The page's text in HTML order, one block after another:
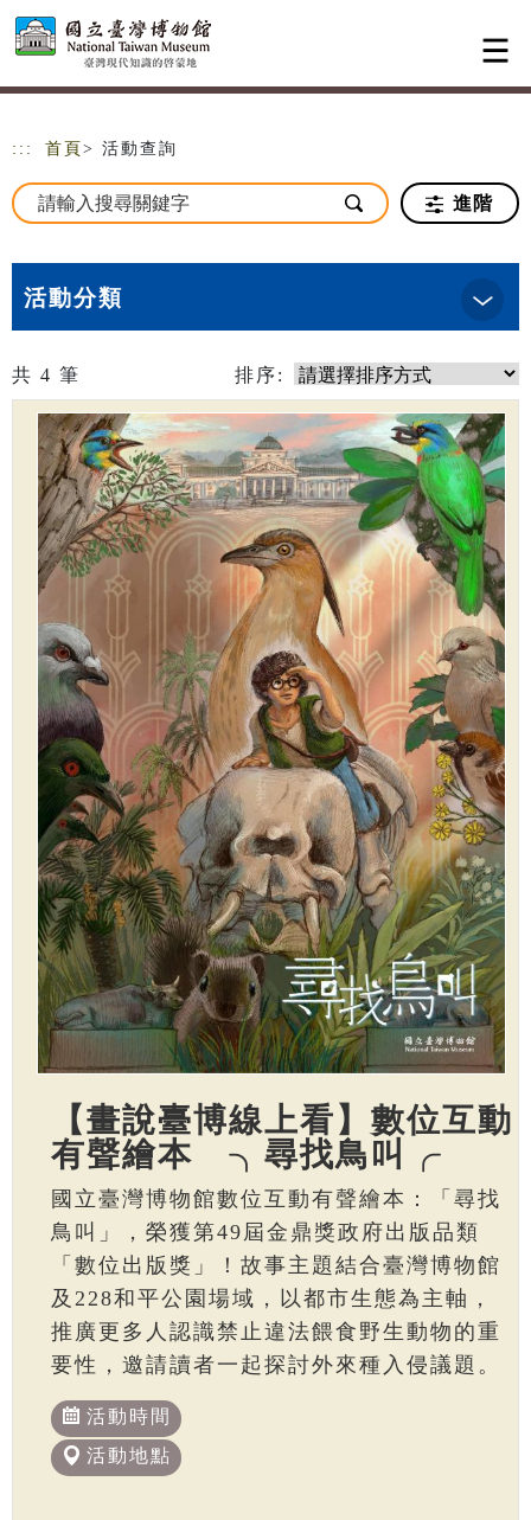
跳到主要內容
網站導覽
::: 首頁 > 活動查詢
進階
活動分類
共 4 筆 排序:
【畫說臺博線上看】數位互動
有聲繪本 ╮尋找鳥叫╭
國立臺灣博物館數位互動有聲繪本：「尋找
鳥叫」，榮獲第49屆金鼎獎政府出版品類
「數位出版獎」！故事主題結合臺灣博物館
及228和平公園場域，以都市生態為主軸，
推廣更多人認識禁止違法餵食野生動物的重
要性，邀請讀者一起探討外來種入侵議題。
活動時間
活動地點